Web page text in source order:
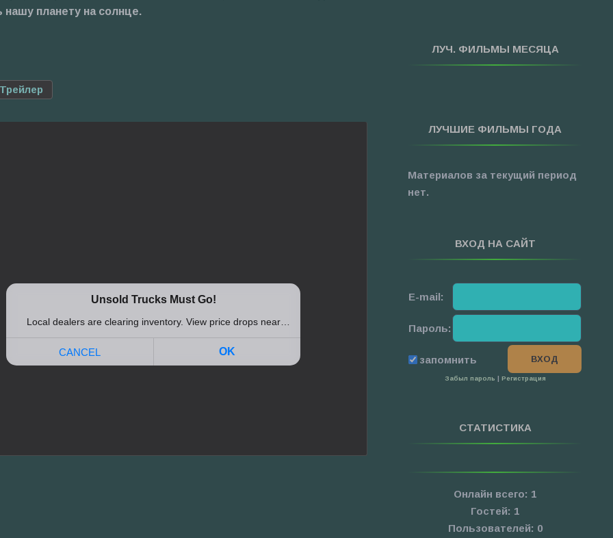
планету на солнце.
Трейлер
Фантастика
ЛУЧ. ФИЛЬМЫ МЕСЯЦА
ЛУЧШИЕ ФИЛЬМЫ ГОДА
Материалов за текущий период
нет.
ВХОД НА САЙТ
E-mail:
Пароль:
запомнить
Забыл пароль Регистрация
СТАТИСТИКА
Онлайн всего: 1
Гостей: 1
Пользователей: 0